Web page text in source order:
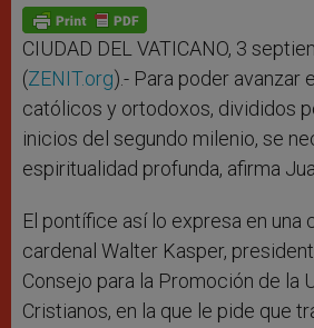
p
p
g
e
r
o
k
CIUDAD DEL VATICANO, 3
(ZENIT.org).- Para poder avanzar
católicos y ortodoxos, divididos
inicios del segundo milenio, se
espiritualidad profunda, afirma
El pontífice así lo expresa en una
cardenal Walter Kasper,
Consejo para la Promoción de la
Cristianos, en la que le pide que